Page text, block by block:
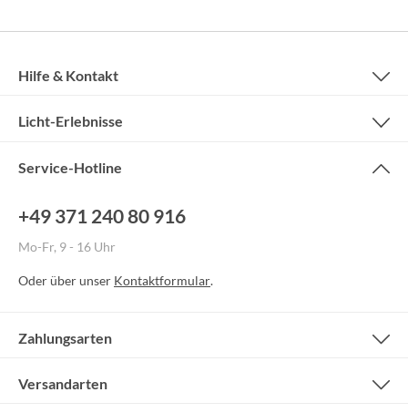
Service-Hotline
+49 371 240 80 916
Mo-Fr, 9 - 16 Uhr
Oder über unser Kontaktformular.
Hilfe & Kontakt
Licht-Erlebnisse
Zahlungsarten
Versandarten